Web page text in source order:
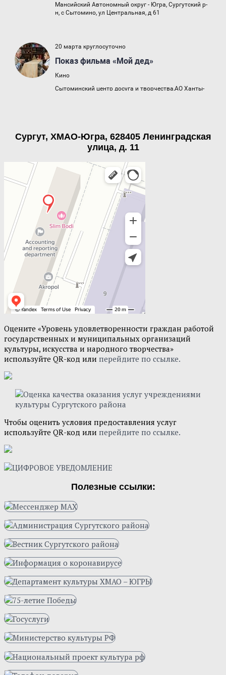
Сургут, ХМАО-Югра, 628405 Ленинградская
улица, д. 11
Оцените «Уровень удовлетворенности граждан работой
государственных и муниципальных организаций
культуры, искусства и народного творчества»
используйте QR-код или перейдите по ссылке.
Чтобы оценить условия предоставления услуг
используйте QR-код или перейдите по ссылке.
Полезные ссылки: